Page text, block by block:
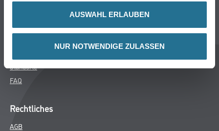
AUSWAHL ERLAUBEN
NUR NOTWENDIGE ZULASSEN
Services
Standorte
FAQ
Rechtliches
AGB